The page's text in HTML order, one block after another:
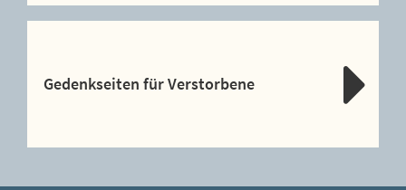
Gedenkseiten für Verstorbene